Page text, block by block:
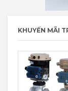
KHUYẾN MÃI